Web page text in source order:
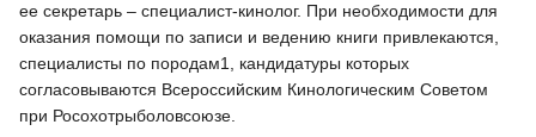
ее секретарь – специалист-кинолог. При необходимости для
оказания помощи по записи и ведению книги привлекаются,
специалисты по породам1, кандидатуры которых
согласовываются Всероссийским Кинологическим Советом
при Росохотрыболовсоюзе.